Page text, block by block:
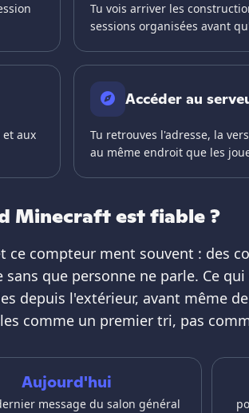
Tu vois arriver les
sessions organisées avant
aux
Accéder au
Tu retrouves l'adresse, la
au même endroit que les
Minecraft est fiable ?
ce compteur ment souvent : des
que personne ne parle. Ce
depuis l'extérieur, avant même
comme un premier tri, pas
Aujourd'hui
message du salon général